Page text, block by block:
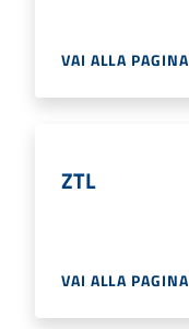
VAI ALLA PAGINA
ZTL
VAI ALLA PAGINA